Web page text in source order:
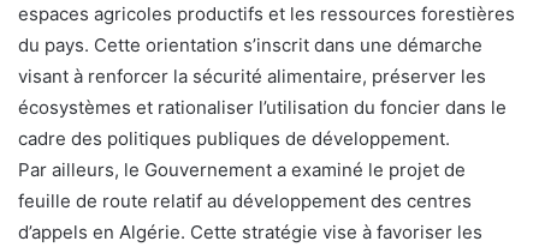
espaces agricoles productifs et les ressources forestières
du pays. Cette orientation s’inscrit dans une démarche
visant à renforcer la sécurité alimentaire, préserver les
écosystèmes et rationaliser l’utilisation du foncier dans le
cadre des politiques publiques de développement.
Par ailleurs, le Gouvernement a examiné le projet de
feuille de route relatif au développement des centres
d’appels en Algérie. Cette stratégie vise à favoriser les